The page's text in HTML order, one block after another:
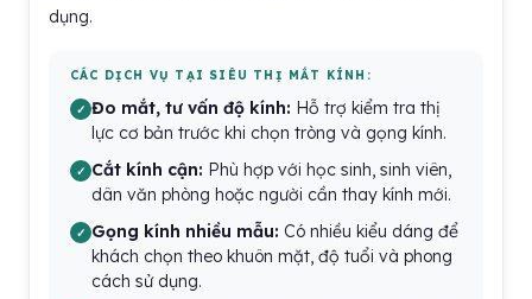
dụng.
CÁC DỊCH VỤ TẠI SIÊU THỊ MẮT KÍNH:
Đo mắt, tư vấn độ kính: Hỗ trợ kiểm tra thị
lực cơ bản trước khi chọn tròng và gọng kính.
Cắt kính cận: Phù hợp với học sinh, sinh viên,
dân văn phòng hoặc người cần thay kính mới.
Gọng kính nhiều mẫu: Có nhiều kiểu dáng để
khách chọn theo khuôn mặt, độ tuổi và phong
cách sử dụng.